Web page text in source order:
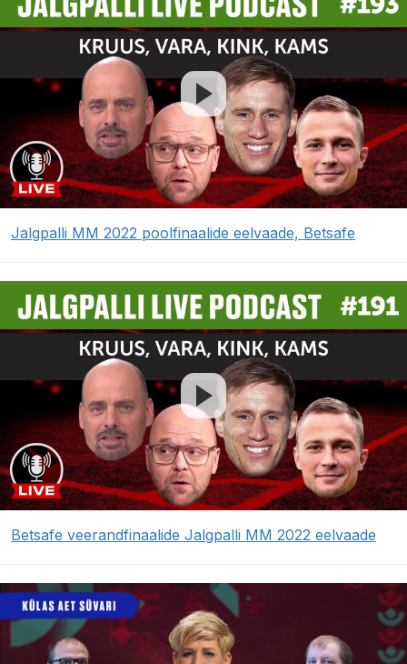
Jalgpalli MM 2022 poolfinaalide eelvaade, Betsafe
Betsafe veerandfinaalide Jalgpalli MM 2022 eelvaade